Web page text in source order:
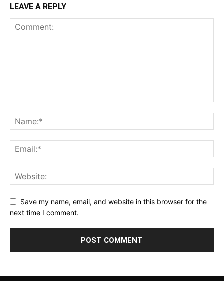
LEAVE A REPLY
Save my name, email, and website in this browser for the
next time I comment.